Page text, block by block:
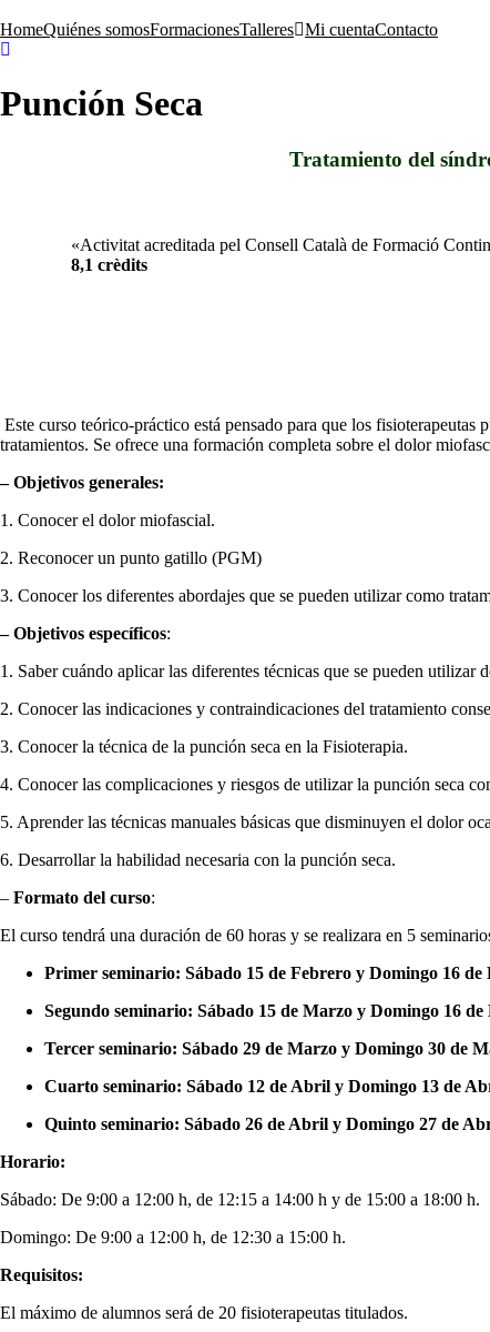
to
content
HomeQuiénes somosFormacionesTalleres Mi cuentaContacto
Punción Seca
Tratamiento del
«Activitat acreditada pel Consell Català de Formació
8,1 crèdits
Este curso teórico-práctico está pensado para que los
tratamientos. Se ofrece una formación completa sobre el dolor
– Objetivos generales:
1. Conocer el dolor miofascial.
2. Reconocer un punto gatillo (PGM)
3. Conocer los diferentes abordajes que se pueden utilizar como
– Objetivos específicos:
1. Saber cuándo aplicar las diferentes técnicas que se pueden utilizar
2. Conocer las indicaciones y contraindicaciones del tratamiento
3. Conocer la técnica de la punción seca en la Fisioterapia.
4. Conocer las complicaciones y riesgos de utilizar la punción seca
5. Aprender las técnicas manuales básicas que disminuyen el dolor
6. Desarrollar la habilidad necesaria con la punción seca.
– Formato del curso:
El curso tendrá una duración de 60 horas y se realizara en 5
Primer seminario: Sábado 15 de Febrero y Domingo 16 de
Segundo seminario: Sábado 15 de Marzo y Domingo 16 de
Tercer seminario: Sábado 29 de Marzo y Domingo 30 de
Cuarto seminario: Sábado 12 de Abril y Domingo 13 de
Quinto seminario: Sábado 26 de Abril y Domingo 27 de
Horario:
Sábado: De 9:00 a 12:00 h, de 12:15 a 14:00 h y de 15:00 a 18:00 h.
Domingo: De 9:00 a 12:00 h, de 12:30 a 15:00 h.
Requisitos:
El máximo de alumnos será de 20 fisioterapeutas titulados.